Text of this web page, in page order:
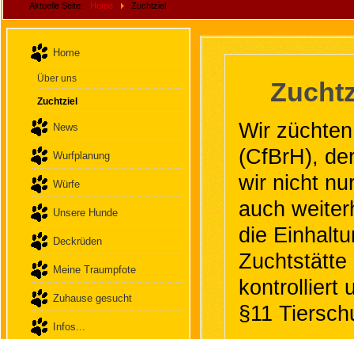
Aktuelle Seite: Home Zuchtziel
Home
Über uns
Zuchtziel
News
Wurfplanung
Würfe
Unsere Hunde
Deckrüden
Meine Traumpfote
Zuhause gesucht
Infos...
Wir
(CfBrH),
wir nicht
auch
die
Zuchtstätte
kontrolliert
§11